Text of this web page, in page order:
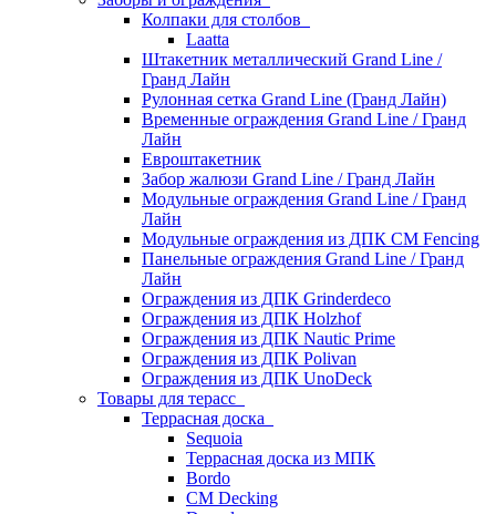
Колпаки для столбов
Laatta
Штакетник металлический Grand Line /
Гранд Лайн
Рулонная сетка Grand Line (Гранд Лайн)
Временные ограждения Grand Line / Гранд
Лайн
Евроштакетник
Забор жалюзи Grand Line / Гранд Лайн
Модульные ограждения Grand Line / Гранд
Лайн
Модульные ограждения из ДПК CM Fencing
Панельные ограждения Grand Line / Гранд
Лайн
Ограждения из ДПК Grinderdeco
Ограждения из ДПК Holzhof
Ограждения из ДПК Nautic Prime
Ограждения из ДПК Polivan
Ограждения из ДПК UnoDeck
Товары для терасс
Террасная доска
Sequoia
Террасная доска из МПК
Bordo
CM Decking